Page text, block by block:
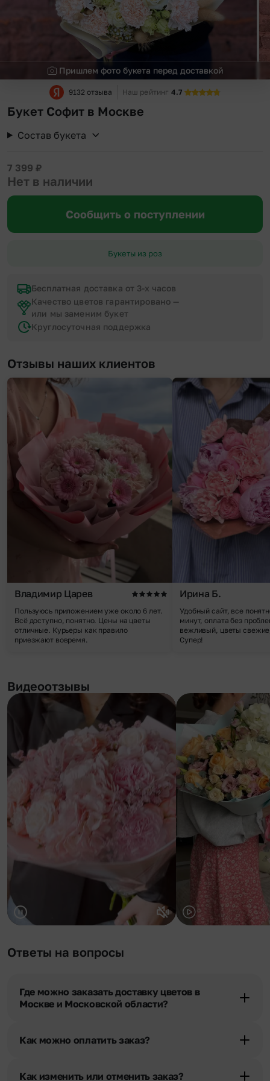
Пришлем фото букета перед доставкой
9132 отзыва Наш рейтинг 4.7
Букет Софит в Москве
Состав букета
7 399 ₽
Нет в наличии
Сообщить о поступлении
Букеты из роз
Бесплатная доставка от 3-х часов
Качество цветов гарантировано —
или мы заменим букет
Круглосуточная поддержка
Отзывы наших клиентов
Владимир Царев
Пользуюсь приложением уже около 6 лет.
Всё доступно, понятно. Цены на цветы
отличные. Курьеры как правило
приезжают вовремя.
Ирина Б.
Удобный сайт, все
минут, оплата без
вежливый, цветы
Супер!
Видеоотзывы
Ответы на вопросы
Где можно заказать доставку цветов в
Москве и Московской области?
Как можно оплатить заказ?
Наличными.
Как изменить или отменить заказ?